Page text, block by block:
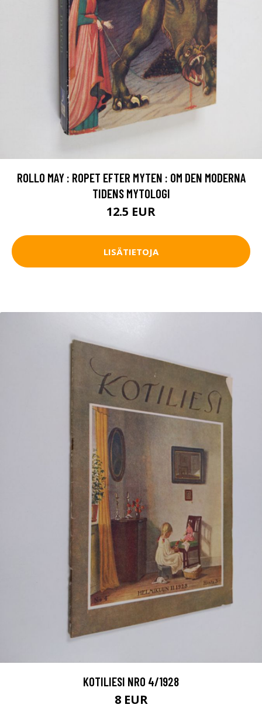
ROLLO MAY : ROPET EFTER MYTEN : OM DEN MODERNA
TIDENS MYTOLOGI
12.5 EUR
LISÄTIETOJA
KOTILIESI NRO 4/1928
8 EUR